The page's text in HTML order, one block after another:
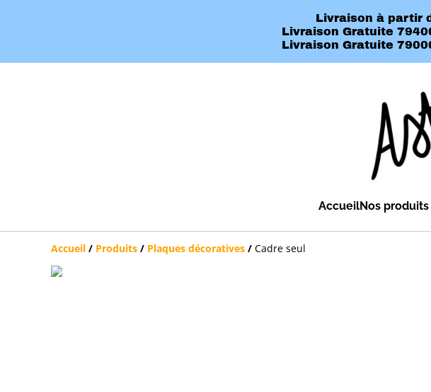
Livraison à partir
Livraison Gratuite
Livraison Gratuite
AccueilNos produits
Accueil / Produits / Plaques décoratives / Cadre seul